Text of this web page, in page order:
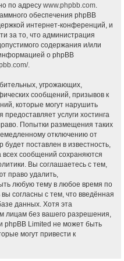
по адресу www.phpbb.com.
обеспечения phpBB
интернет-конференций, и
за то, что администрация
содержания и/или
о phpBB
.
угрожающих,
сообщений, призывов к
которые могут нарушить
услуги хостинга
Попытки размещения таких
отключению от
поставлен в известность,
сообщений сохраняются
Вы соглашаетесь с тем,
право удалить,
любую тему в любое время по
согласны с тем, что введённая
данных. Хотя эта
лицам без вашего разрешения,
phpBB Limited не может быть
могут привести к